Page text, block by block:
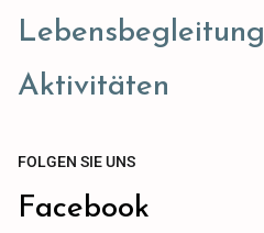
Lebensbegleitung
Aktivitäten
FOLGEN SIE UNS
Facebook